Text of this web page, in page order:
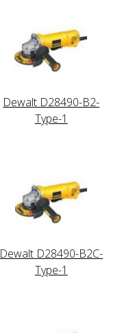
Dewalt D28490-B2-
Type-1
Dewalt D28490-B2C-
Type-1